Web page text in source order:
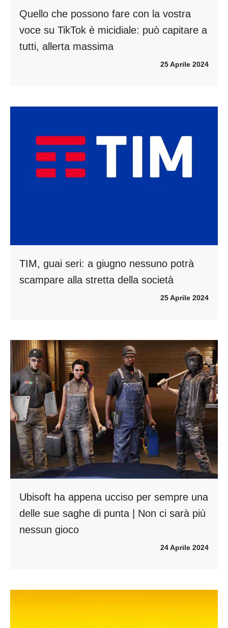
Quello che possono fare con la vostra
voce su TikTok è micidiale: può capitare a
tutti, allerta massima
25 Aprile 2024
TIM, guai seri: a giugno nessuno potrà
scampare alla stretta della società
25 Aprile 2024
Ubisoft ha appena ucciso per sempre una
delle sue saghe di punta | Non ci sarà più
nessun gioco
24 Aprile 2024